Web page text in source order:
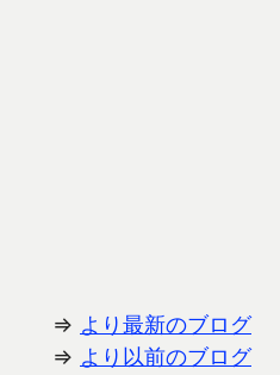
⇒ より最新のブログ
⇒ より以前のブログ